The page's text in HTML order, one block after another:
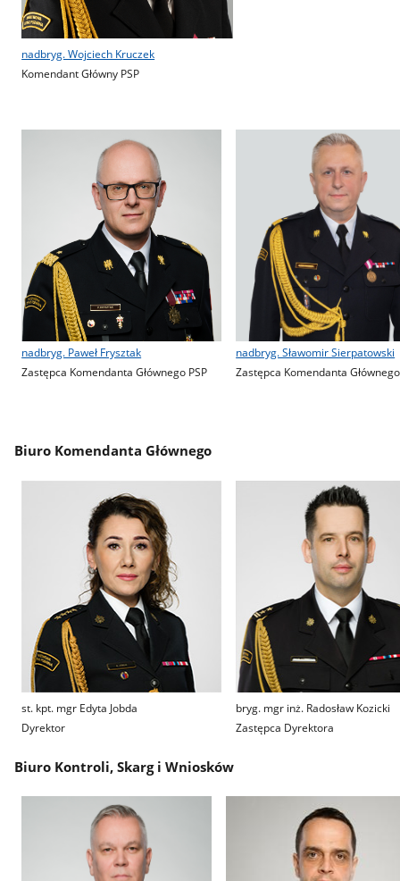
nadbryg. Wojciech Kruczek
Komendant Główny PSP
nadbryg. Paweł Frysztak
Zastępca Komendanta Głównego PSP
nadbryg. Sławomir Sierpatowski
Zastępca Komendanta
Biuro Komendanta Głównego
st. kpt. mgr Edyta Jobda
Dyrektor
bryg. mgr inż. Radosław Kozicki
Zastępca Dyrektora
Biuro Kontroli, Skarg i Wniosków